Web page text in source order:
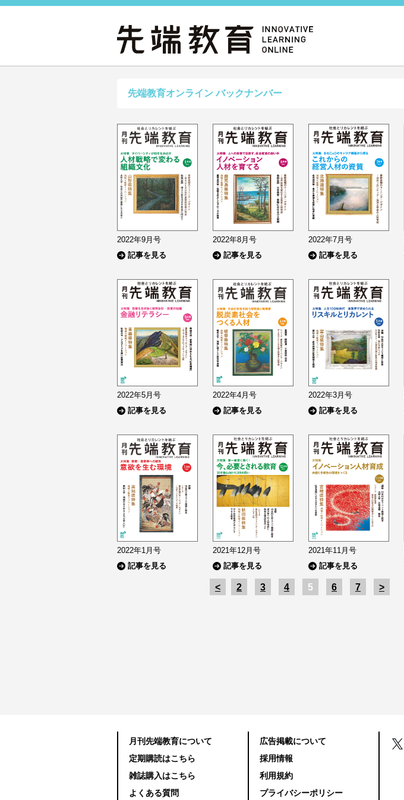
先端教育オンライン バックナンバー
2022年9月号
記事を見る
2022年8月号
記事を見る
2022年7月号
記事を見る
2022年5月号
記事を見る
2022年4月号
記事を見る
2022年3月号
記事を見る
2022年1月号
記事を見る
2021年12月号
記事を見る
2021年11月号
記事を見る
< 2 3 4 5 6 7 >
月刊先端教育について
定期購読はこちら
雑誌購入はこちら
よくある質問
広告掲載について
採用情報
利用規約
プライバシーポリシー